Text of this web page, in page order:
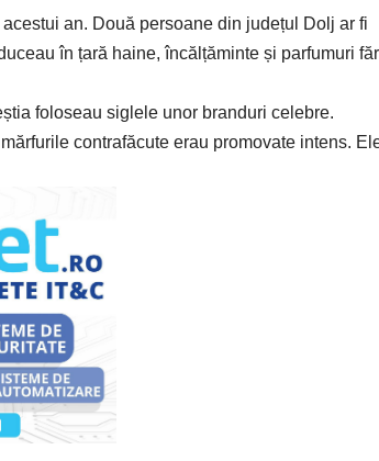
an. Două persoane din județul Dolj ar fi
în țară haine, încălțăminte și parfumuri
foloseau siglele unor branduri celebre.
contrafăcute erau promovate intens.